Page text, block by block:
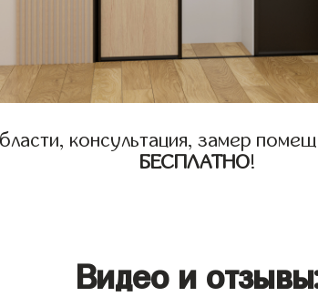
консультация, замер
БЕСПЛАТНО!
Видео и